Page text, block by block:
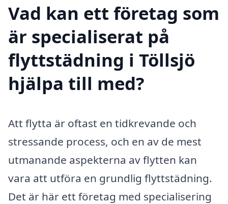
Vad kan ett företag som
är specialiserat på
flyttstädning i Töllsjö
hjälpa till med?
Att flytta är oftast en tidkrevande och
stressande process, och en av de mest
utmanande aspekterna av flytten kan
vara att utföra en grundlig flyttstädning.
Det är här ett företag med specialisering